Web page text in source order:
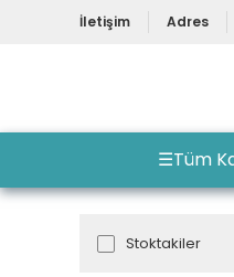
İletişim Adres
☰Tüm
Stoktakiler